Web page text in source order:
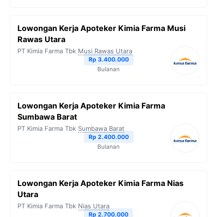
Lowongan Kerja Apoteker Kimia Farma Musi
Rawas Utara
PT Kimia Farma Tbk Musi Rawas Utara
Rp 3.400.000
Bulanan
Lowongan Kerja Apoteker Kimia Farma
Sumbawa Barat
PT Kimia Farma Tbk Sumbawa Barat
Rp 2.400.000
Bulanan
Lowongan Kerja Apoteker Kimia Farma Nias
Utara
PT Kimia Farma Tbk Nias Utara
Rp 2.700.000